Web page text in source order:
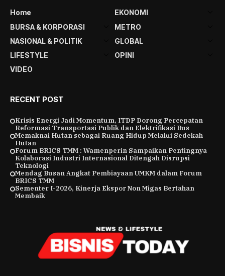
Home
EKONOMI
BURSA & KORPORASI
METRO
NASIONAL & POLITIK
GLOBAL
LIFESTYLE
OPINI
VIDEO
RECENT POST
Krisis Energi Jadi Momentum, ITDP Dorong Percepatan
Reformasi Transportasi Publik dan Elektrifikasi Bus
Memaknai Hutan sebagai Ruang Hidup Melalui Sedekah
Hutan
Forum BRICS TMM : Wamenperin Sampaikan Pentingnya
Kolaborasi Industri Internasional Ditengah Disrupsi
Teknologi
Mendag Busan Angkat Pembiayaan UMKM dalam Forum
BRICS TMM
Sementer I-2026, Kinerja Ekspor Non Migas Bertahan
Membaik